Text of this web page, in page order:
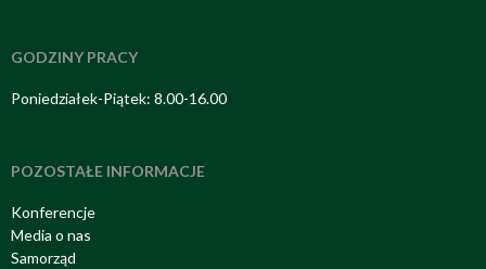
GODZINY PRACY
Poniedziałek-Piątek: 8.00-16.00
POZOSTAŁE INFORMACJE
Konferencje
Media o nas
Samorząd